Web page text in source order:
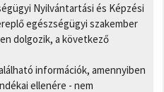
Nyilvántartási és Képzési
egészségügyi szakember
dolgozik, a következő
információk, amennyiben
ellenére - nem